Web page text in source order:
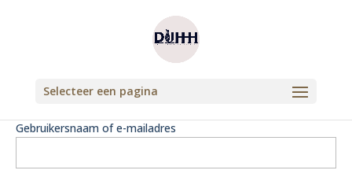
Selecteer een pagina
Gebruikersnaam of e-mailadres